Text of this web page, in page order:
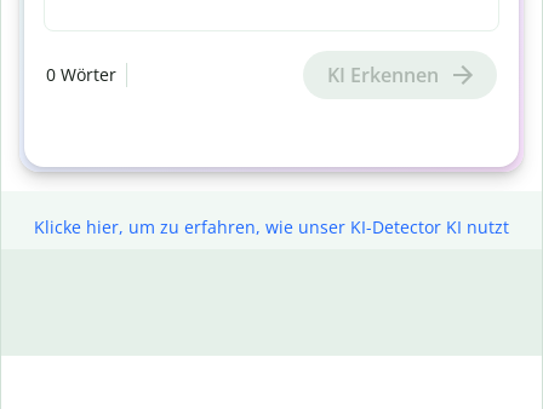
0 Wörter KI Erkennen
Klicke hier, um zu erfahren, wie unser KI-Detector KI nutzt